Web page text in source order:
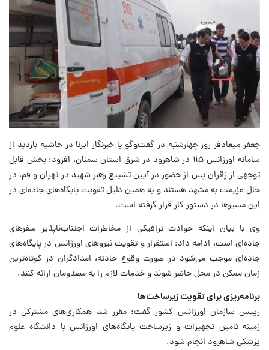
جعفر میعادفر روز چهارشنبه در گفت‌وگو با خبرنگار ایرنا در حاشیه بازدید از
سامانه اورژانس ۱۱۵ در شاهرود در شرق استان سمنان، افزود: بخش قابل
توجهی از زائران پس از حضور در آیین تشییع رهبر شهید در تهران و قم، در
حال عزیمت به مشهد هستند و به همین دلیل تقویت پایگاه‌های جاده‌ای در
این مسیرها در دستور کار قرار گرفته است.
وی با بیان اینکه حوادث ترافیکی از مخاطرات اجتناب‌ناپذیر سفرهای
جاده‌ای است، ادامه داد: استقرار و تقویت نیروهای اورژانس در پایگاه‌های
جاده‌ای موجب می‌شود در صورت وقوع حادثه، امدادگران در کوتاه‌ترین
زمان ممکن در محل حاضر شوند و خدمات لازم را به مصدومان ارائه کنند.
برنامه‌ریزی برای تقویت زیرساخت‌ها
رییس سازمان اورژانس کشور گفت: مقرر شد همکاری‌های مشترکی در
زمینه تامین تجهیزات و زیرساخت پایگاه‌های اورژانس با دانشگاه علوم
پزشکی شاهرود انجام شود.